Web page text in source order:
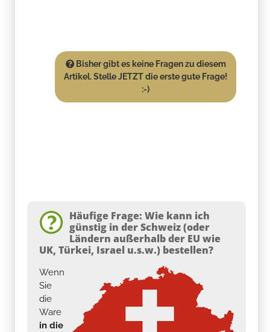
Bisher gibt es keine Fragen zu diesem
Artikel. Stelle JETZT die erste gute Frage!
:-)
Häufige Frage: Wie kann ich
günstig in der Schweiz (oder
Ländern außerhalb der EU wie
UK, Türkei, Israel u.s.w.) bestellen?
Wenn
Sie
die
Ware
in die